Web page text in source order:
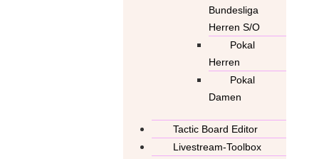
Bundesliga
Herren S/O
Pokal
Herren
Pokal
Damen
Tactic Board Editor
Livestream-Toolbox